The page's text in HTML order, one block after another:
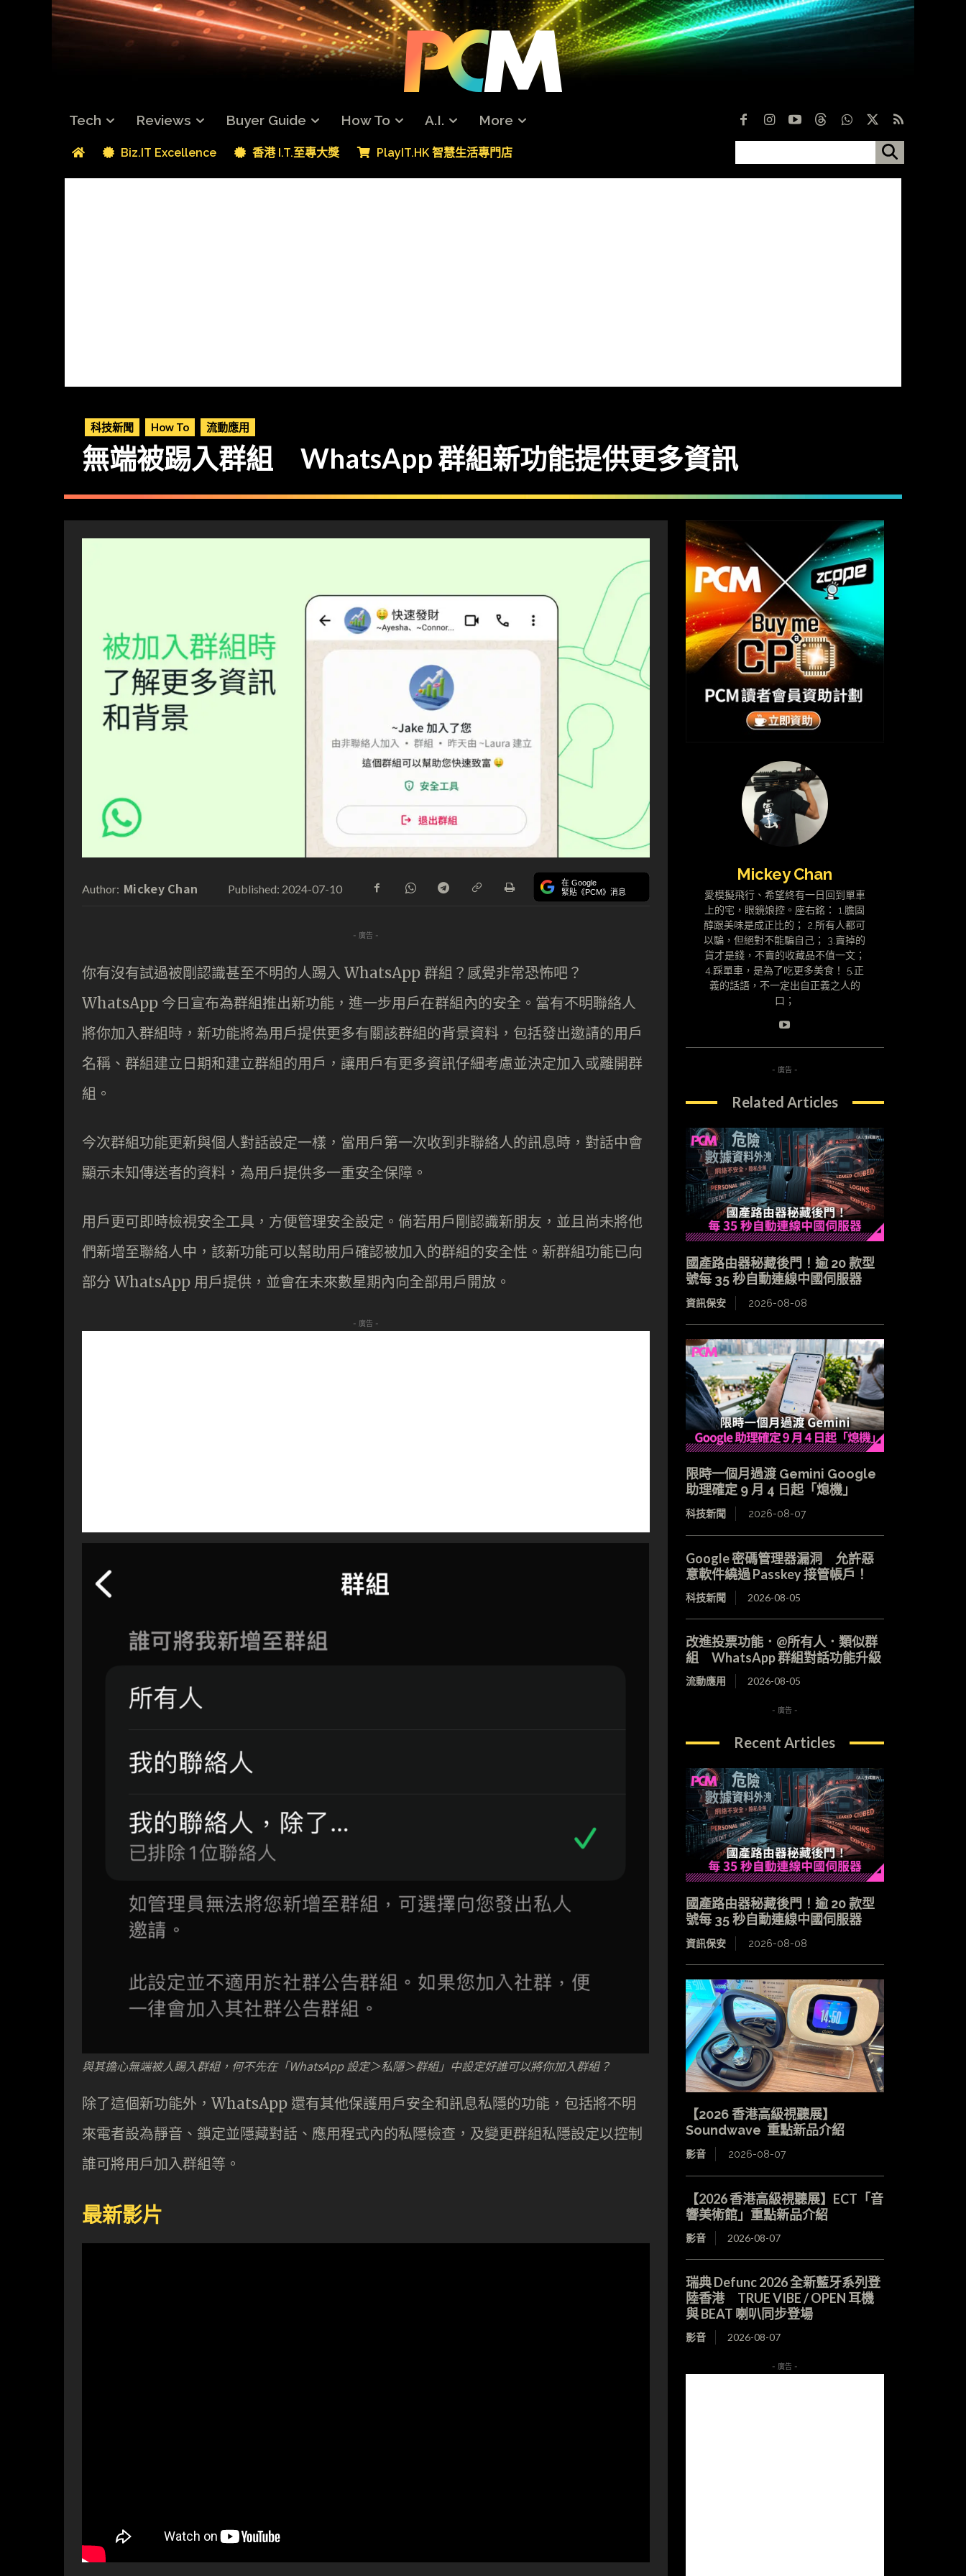
Tech Reviews Buyer Guide How To A.I. More
Biz.IT Excellence 香港 I.T.至專大獎 PlayIT.HK 智慧生活專門店
科技新聞 How To 流動應用
無端被踢入群組 WhatsApp 群組新功能提供更多資訊
Author: Mickey Chan Published: 2024-07-10 在 Google
緊貼《PCM》消息
- 廣告 -
你有沒有試過被剛認識甚至不明的人踢入 WhatsApp 群組？感覺非常恐怖吧？
WhatsApp 今日宣布為群組推出新功能，進一步用戶在群組內的安全。當有不明聯絡人
將你加入群組時，新功能將為用戶提供更多有關該群組的背景資料，包括發出邀請的用戶
名稱、群組建立日期和建立群組的用戶，讓用戶有更多資訊仔細考慮並決定加入或離開群
組。
今次群組功能更新與個人對話設定一樣，當用戶第一次收到非聯絡人的訊息時，對話中會
顯示未知傳送者的資料，為用戶提供多一重安全保障。
用戶更可即時檢視安全工具，方便管理安全設定。倘若用戶剛認識新朋友，並且尚未將他
們新增至聯絡人中，該新功能可以幫助用戶確認被加入的群組的安全性。新群組功能已向
部分 WhatsApp 用戶提供，並會在未來數星期內向全部用戶開放。
- 廣告 -
與其擔心無端被人踢入群組，何不先在「WhatsApp 設定＞私隱＞群組」中設定好誰可以將你加入群組？
除了這個新功能外，WhatsApp 還有其他保護用戶安全和訊息私隱的功能，包括將不明
來電者設為靜音、鎖定並隱藏對話、應用程式內的私隱檢查，及變更群組私隱設定以控制
誰可將用戶加入群組等。
最新影片
Mickey Chan
愛模擬飛行、希望終有一日回到單車
上的宅，眼鏡娘控。座右銘： 1.膽固
醇跟美味是成正比的； 2.所有人都可
以騙，但絕對不能騙自己； 3.賣掉的
貨才是錢，不賣的收藏品不值一文；
4.踩單車，是為了吃更多美食！ 5.正
義的話語，不一定出自正義之人的
口；
- 廣告 -
Related Articles
國產路由器秘藏後門！逾 20 款型
號每 35 秒自動連線中國伺服器
資訊保安 2026-08-08
限時一個月過渡 Gemini Google
助理確定 9 月 4 日起「熄機」
科技新聞 2026-08-07
Google 密碼管理器漏洞 允許惡
意軟件繞過 Passkey 接管帳戶！
科技新聞 2026-08-05
改進投票功能．@所有人．類似群
組 WhatsApp 群組對話功能升級
流動應用 2026-08-05
- 廣告 -
Recent Articles
國產路由器秘藏後門！逾 20 款型
號每 35 秒自動連線中國伺服器
資訊保安 2026-08-08
【2026 香港高級視聽展】
Soundwave 重點新品介紹
影音 2026-08-07
【2026 香港高級視聽展】ECT「音
響美術館」重點新品介紹
影音 2026-08-07
瑞典 Defunc 2026 全新藍牙系列登
陸香港 TRUE VIBE / OPEN 耳機
與 BEAT 喇叭同步登場
影音 2026-08-07
- 廣告 -